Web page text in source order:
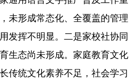
党员教育管理，严肃党内
充分发挥示范引领作用。
师培训，提升课堂教学实